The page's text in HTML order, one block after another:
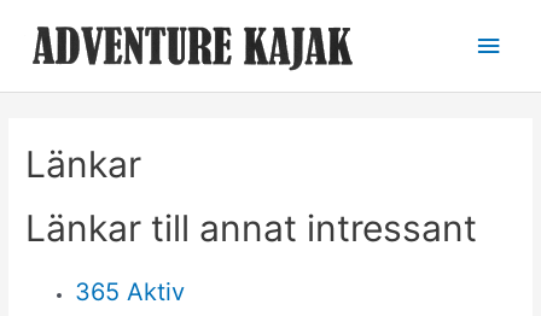
innehåll
Länkar
Länkar till annat intressant
365 Aktiv